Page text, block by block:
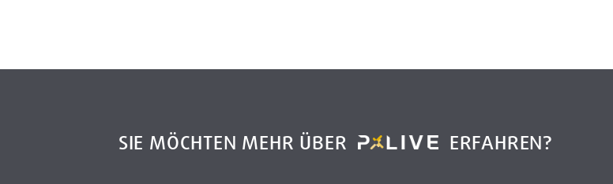
SIE MÖCHTEN MEHR ÜBER ERFAHREN?